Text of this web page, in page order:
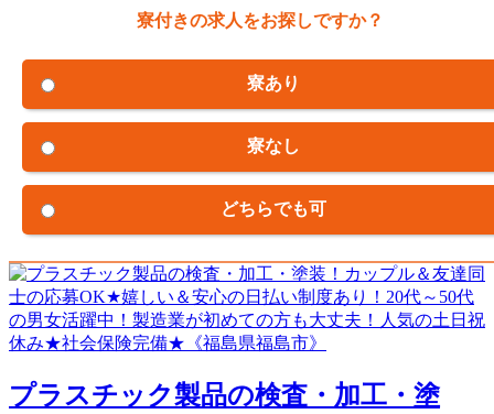
寮付きの求人をお探しですか？
寮あり
寮なし
どちらでも可
プラスチック製品の検査・加工・塗